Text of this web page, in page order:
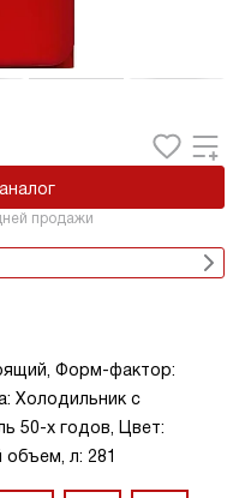
продажи
Форм-фактор:
Холодильник с
50-х годов, Цвет:
л: 281